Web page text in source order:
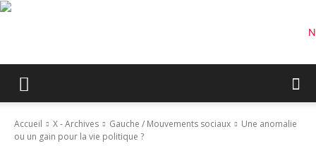
Accueil X - Archives Gauche / Mouvements sociaux
Une anomalie
ou un gain pour la vie politique ?